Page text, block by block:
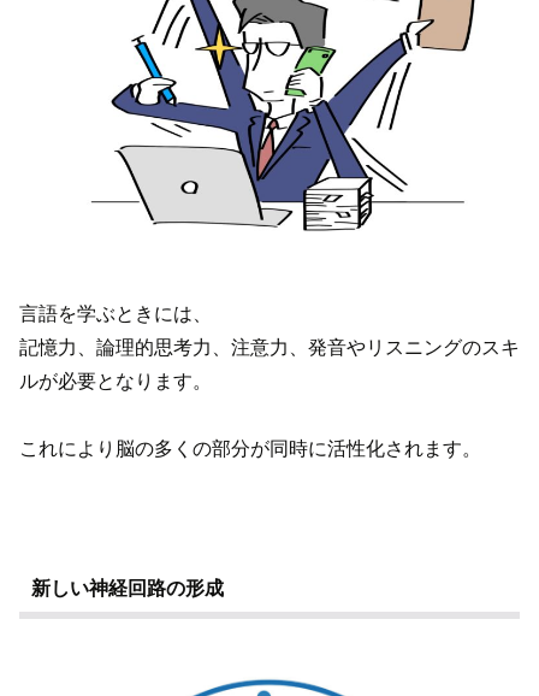
言語を学ぶときには、
記憶力、論理的思考力、注意力、発音やリスニングのスキ
ルが必要となります。
これにより脳の多くの部分が同時に活性化されます。
新しい神経回路の形成